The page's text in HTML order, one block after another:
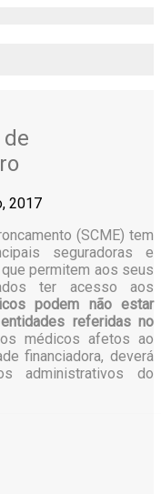
2017
(SCME) tem
seguradoras e
permitem aos seus
ter acesso aos
podem não estar
referidas no
médicos afetos ao
financiadora, deverá
administrativos do